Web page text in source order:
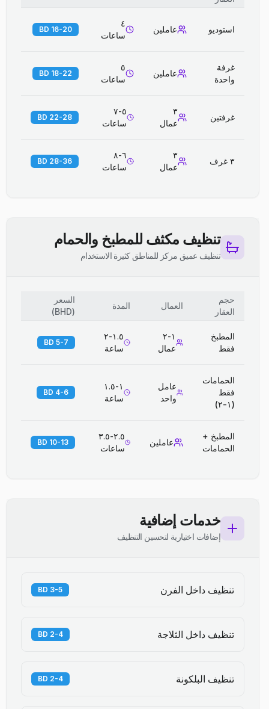
استوديو عاملين
٤
ساعات
16-20 BD
غرفة
واحدة
عاملين
٥
ساعات
18-22 BD
غرفتين
٣
عمال
٥-٧
ساعات
22-28 BD
٣ غرف
٣
عمال
٦-٨
ساعات
28-36 BD
تنظيف مكثف للمطبخ والحمام
تنظيف عميق مركز للمناطق كثيرة الاستخدام
حجم
العقار
العمال المدة
السعر
(
BHD
)
المطبخ
فقط
١-٢
عمال
١.٥-٢
ساعة
5-7 BD
الحمامات
فقط
(١-٢)
عامل
واحد
١-١.٥
ساعة
4-6 BD
المطبخ +
الحمامات
عاملين
٢.٥-٣.٥
ساعات
10-13 BD
خدمات إضافية
إضافات اختيارية لتحسين التنظيف
تنظيف داخل الفرن 3-5 BD
تنظيف داخل الثلاجة 2-4 BD
تنظيف البلكونة 2-4 BD